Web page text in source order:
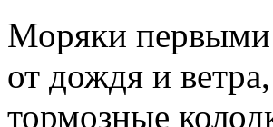
Моряки первыми
от дождя и
тормозные